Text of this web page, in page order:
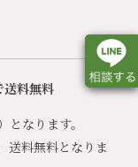
送料無料
なります。
送料無料となりま
カタログ請求